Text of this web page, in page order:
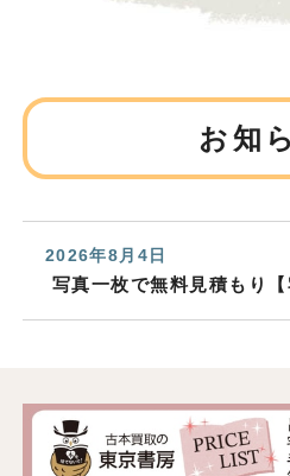
お知
2026年8月4日
写真一枚で無料見積もり【